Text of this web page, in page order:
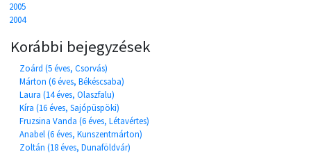
2005
2004
Korábbi bejegyzések
Zoárd (5 éves, Csorvás)
Márton (6 éves, Békéscsaba)
Laura (14 éves, Olaszfalu)
Kíra (16 éves, Sajópüspöki)
Fruzsina Vanda (6 éves, Létavértes)
Anabel (6 éves, Kunszentmárton)
Zoltán (18 éves, Dunaföldvár)